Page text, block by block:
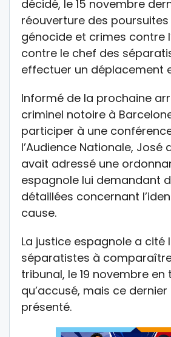
décidé, le 15 novembre
réouverture des
génocide et crimes contre
contre le chef des
effectuer un déplacement
Informé de la prochaine
criminel notoire à
participer à une
l’Audience Nationale, José
avait adressé une
espagnole lui demandant
détaillées concernant
cause.
La justice espagnole a cité
séparatistes à
tribunal, le 19 novembre en
qu’accusé, mais ce dernier
présenté.